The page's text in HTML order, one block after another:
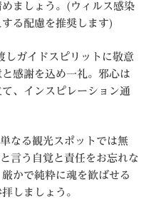
ましょう。(ウィルス感染
る配慮を推奨します)
ガイドスピリットに敬意
感謝を込め一礼。邪心は
、インスピレーション通
なる観光スポットでは無
言う自覚と責任をお忘れな
かで純粋に魂を歓ばせる
しましょう。